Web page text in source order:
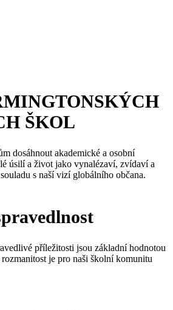
ŠKOL
dosáhnout akademické a osobní
úsilí a život jako vynalézaví, zvídaví a
s naší vizí globálního občana.
příležitosti jsou základní hodnotou
rozmanitost je pro naši školní komunitu